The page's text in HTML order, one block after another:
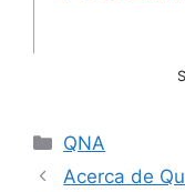
Categories
QNA
Acerca de